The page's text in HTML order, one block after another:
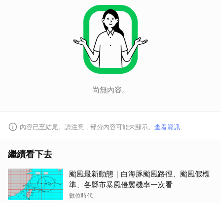
尚無內容。
內容已至結尾。請注意，部分內容可能未顯示。 查看資訊
繼續看下去
颱風最新動態｜白海豚颱風路徑、颱風假標
準、各縣市暴風侵襲機率一次看
數位時代